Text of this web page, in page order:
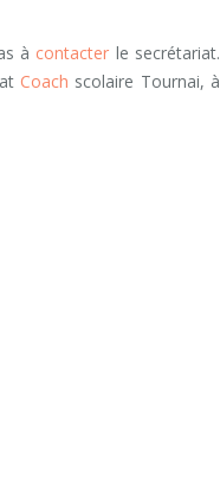
à contacter le secrétariat.
Coach scolaire Tournai, à